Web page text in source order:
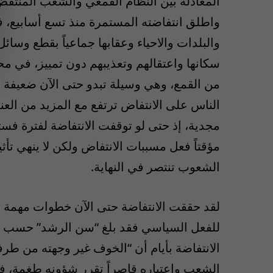
واطلق انتفاضته المستمرة منذ تسع
والبلدات والاحياء وعقابها جماعياً بقطع
سكانها واعتقالهم وتعذيبهم دون تمييز، في
من القمع، وهي وسيلة تبدو حتى الآن ضعيفة
الناس على الانتفاض ترتفع مع المزيد من
مجدية، إذ حتى لو توقفت الانتفاضة لفترة
مؤقتاً فعل مسببات الانتفاض ولكن لا ينهي
الشعوب تنتصر في النهاية.
لقد حققت الانتفاضة حتى الآن خطوات
للفعل السياسي فقد بلغ “سن الرشد” حسب
الانتفاضة بأيام أن “الخوف غير وجهته
الشعب واعتباره قاصراً تقرر شؤونه طغمة،